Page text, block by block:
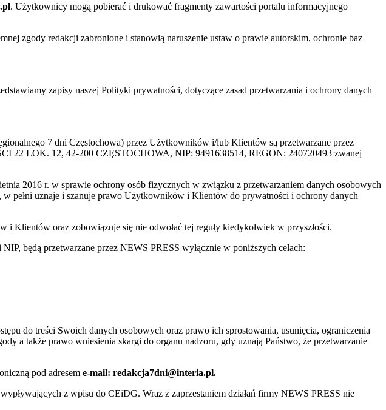
. Użytkownicy mogą pobierać i drukować fragmenty zawartości portalu informacyjnego
zgody redakcji zabronione i stanowią naruszenie ustaw o prawie autorskim, ochronie baz
zapisy naszej Polityki prywatności, dotyczące zasad przetwarzania i ochrony danych
7 dni Częstochowa) przez Użytkowników i/lub Klientów są przetwarzane przez
22 LOK. 12, 42-200 CZĘSTOCHOWA, NIP: 9491638514, REGON: 240720493 zwanej
2016 r. w sprawie ochrony osób fizycznych w związku z przetwarzaniem danych osobowych
pełni uznaje i szanuje prawo Użytkowników i Klientów do prywatności i ochrony danych
Klientów oraz zobowiązuje się nie odwołać tej reguły kiedykolwiek w przyszłości.
będą przetwarzane przez NEWS PRESS wyłącznie w poniższych celach:
do treści Swoich danych osobowych oraz prawo ich sprostowania, usunięcia, ograniczenia
a także prawo wniesienia skargi do organu nadzoru, gdy uznają Państwo, że przetwarzanie
pod adresem e-mail: redakcja7dni@interia.pl.
z wpisu do CEiDG. Wraz z zaprzestaniem działań firmy NEWS PRESS nie